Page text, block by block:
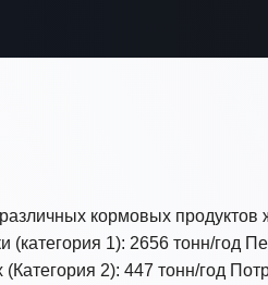
кормовых
1): 2656 тонн/год
2): 447 тонн/год